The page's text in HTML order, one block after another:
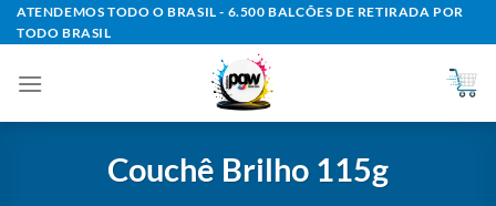
Skip
to
ATENDEMOS TODO O BRASIL - 6.500 BALCÕES DE RETIRADA POR
TODO BRASIL
Couchê Brilho 115g